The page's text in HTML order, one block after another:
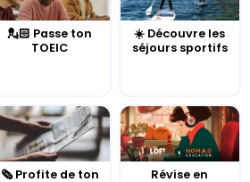
💂🏻 Passe ton
TOEIC
☀️ Découvre les
séjours sportifs
🗞️ Profite de ton
Révise en